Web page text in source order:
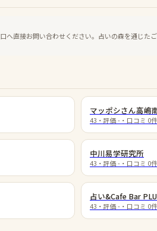
直接お問い合わせください。占いの森を通じた
マッポシさん高嶋
43 ・評価 - ・口コミ 0件
中川易学研究所
43 ・評価 - ・口コミ 0件
占い&Cafe Bar
43 ・評価 - ・口コミ 0件